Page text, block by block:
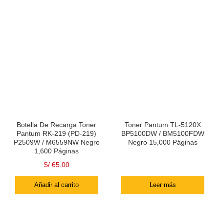
Botella De Recarga Toner
Pantum RK-219 (PD-219)
P2509W / M6559NW Negro
1,600 Páginas
S/ 65.00
Añadir al carrito
Toner Pantum TL-5120X
BP5100DW / BM5100FDW
Negro 15,000 Páginas
Leer más